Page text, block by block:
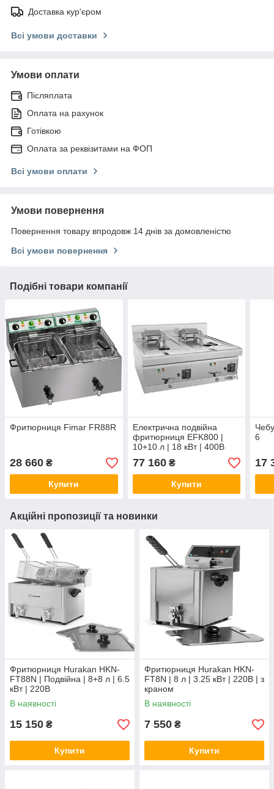
Доставка кур'єром
Всі умови доставки
Умови оплати
Післяплата
Оплата на рахунок
Готівкою
Оплата за реквізитами на ФОП
Всі умови оплати
Умови повернення
Повернення товару впродовж 14 днів за домовленістю
Всі умови повернення
Подібні товари компанії
Фритюрниця Fimar FR88R
28 660 ₴
Купити
Електрична подвійна
фритюрниця EFK800 |
10+10 л | 18 кВт | 400В
77 160₴
Купити
6
17
Акційні пропозиції та новинки
Фритюрниця Hurakan HKN-
FT88N | Подвійна | 8+8 л | 6.5
кВт | 220В
В наявності
15 150 ₴
Купити
Фритюрниця Hurakan HKN-
FT8N | 8 л | 3.25 кВт | 220В | з
краном
В наявності
7 550 ₴
Купити